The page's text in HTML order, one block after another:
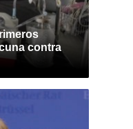
contra